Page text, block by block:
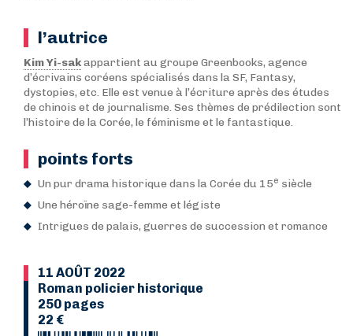
l’autrice
Kim Yi-sakappartient au groupe Greenbooks, agence
d’écrivains coréens spécialisés dans la SF, Fantasy,
dystopies, etc. Elle est venue à l’écriture après des études
de chinois et de journalisme. Ses thèmes de prédilection sont
l’histoire de la Corée, le féminisme et le fantastique.
points forts
Un pur drama historique dans la Corée du 15e siècle
Une héroïne sage-femme et légiste
Intrigues de palais, guerres de succession et romance
11 AOÛT 2022
Roman policier historique
250 pages
22 €